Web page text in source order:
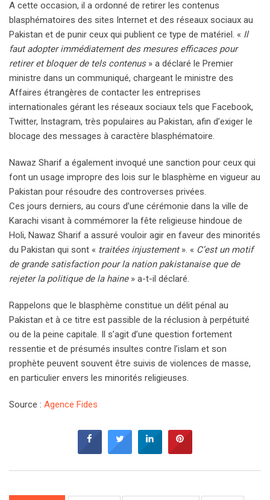
A cette occasion, il a ordonné de retirer les contenus
blasphématoires des sites Internet et des réseaux sociaux au
Pakistan et de punir ceux qui publient ce type de matériel. « Il
faut adopter immédiatement des mesures efficaces pour
retirer et bloquer de tels contenus» a déclaré le Premier
ministre dans un communiqué, chargeant le ministre des
Affaires étrangères de contacter les entreprises
internationales gérant les réseaux sociaux tels que Facebook,
Twitter, Instagram, très populaires au Pakistan, afin d’exiger le
blocage des messages à caractère blasphématoire.
Nawaz Sharif a également invoqué une sanction pour ceux qui
font un usage impropre des lois sur le blasphème en vigueur au
Pakistan pour résoudre des controverses privées.
Ces jours derniers, au cours d’une cérémonie dans la ville de
Karachi visant à commémorer la fête religieuse hindoue de
Holi, Nawaz Sharif a assuré vouloir agir en faveur des minorités
du Pakistan qui sont « traitées injustement». « C’est un motif
de grande satisfaction pour la nation pakistanaise que de
rejeter la politique de la haine» a-t-il déclaré.
Rappelons que le blasphème constitue un délit pénal au
Pakistan et à ce titre est passible de la réclusion à perpétuité
ou de la peine capitale. Il s’agit d’une question fortement
ressentie et de présumés insultes contre l’islam et son
prophète peuvent souvent être suivis de violences de masse,
en particulier envers les minorités religieuses.
Source : Agence Fides